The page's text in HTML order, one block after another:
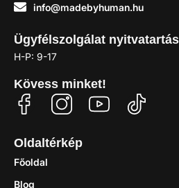
info@madebyhuman.hu
Ügyfélszolgálat
H-P: 9-17
Kövess minket!
Oldaltérkép
Főoldal
Blog